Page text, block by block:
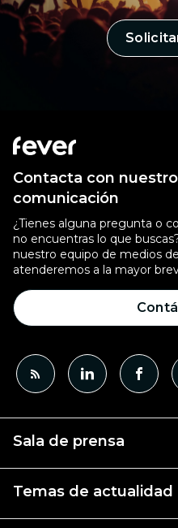
Contacta con
comunicación
¿Tienes alguna pregunta o
no encuentras lo que
nuestro equipo de medios
atenderemos a la mayor
Sala de prensa
Temas de actualidad